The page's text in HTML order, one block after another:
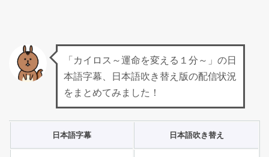
「カイロス～運命を変える１分～」の日
本語字幕、日本語吹き替え版の配信状況
をまとめてみました！
日本語字幕 日本語吹き替え